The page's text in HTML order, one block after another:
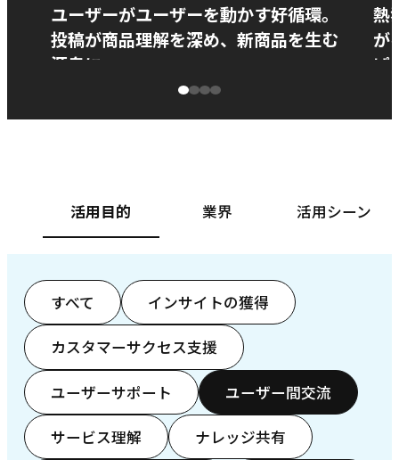
ユーザーがユーザーを動かす好循環。
投稿が商品理解を深め、新商品を生む
源泉に
熱
が
ぱ
活用目的 業界 活用シーン
すべて インサイトの獲得
カスタマーサクセス支援
ユーザーサポート ユーザー間交流
サービス理解 ナレッジ共有